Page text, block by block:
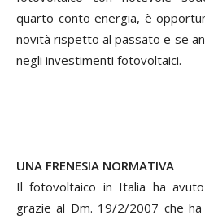
quarto conto energia, è
novità rispetto al passato e se
negli investimenti fotovoltaici.
UNA FRENESIA NORMATIVA
Il fotovoltaico in Italia ha
grazie al Dm. 19/2/2007 che